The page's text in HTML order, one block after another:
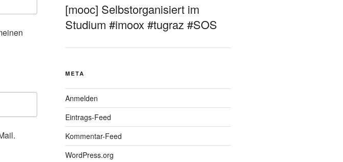
[mooc] Selbstorganisiert im
Studium #imoox #tugraz #SOS
META
Anmelden
Eintrags-Feed
Kommentar-Feed
WordPress.org